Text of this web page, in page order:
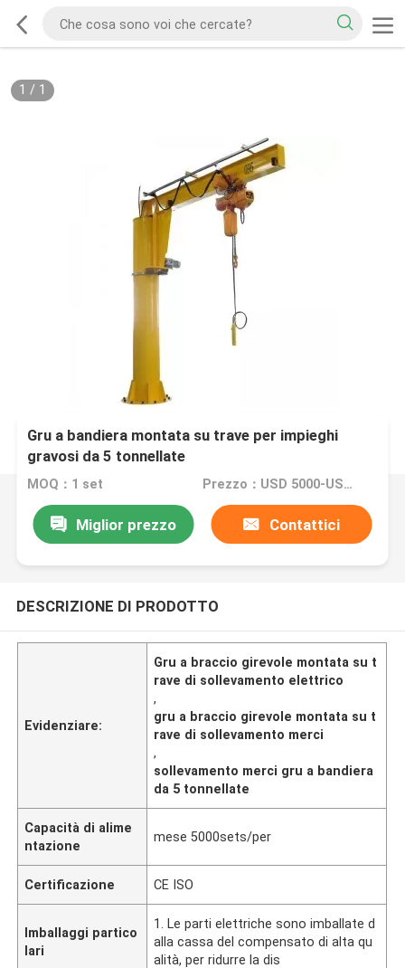
1 / 1
Gru a bandiera montata su trave per impieghi
gravosi da 5 tonnellate
MOQ：1 set Prezzo：USD 5000-USD30000
Miglior prezzo Contattici
DESCRIZIONE DI PRODOTTO
Evidenziare:
Gru a braccio girevole montata su t
rave di sollevamento elettrico
,
gru a braccio girevole montata su t
rave di sollevamento merci
,
sollevamento merci gru a bandiera
da 5 tonnellate
Capacità di alime
ntazione
mese 5000sets/per
Certificazione CE ISO
Imballaggi partico
lari
1. Le parti elettriche sono imballate d
alla cassa del compensato di alta qu
alità, per ridurre la dis